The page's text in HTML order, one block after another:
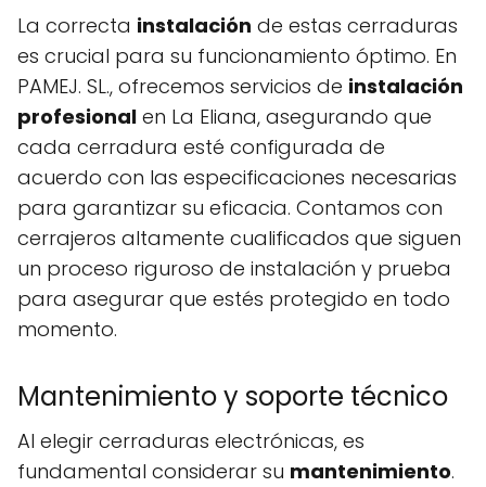
La correcta instalación de estas cerraduras
es crucial para su funcionamiento óptimo. En
PAMEJ. SL., ofrecemos servicios de instalación
profesional en La Eliana, asegurando que
cada cerradura esté configurada de
acuerdo con las especificaciones necesarias
para garantizar su eficacia. Contamos con
cerrajeros altamente cualificados que siguen
un proceso riguroso de instalación y prueba
para asegurar que estés protegido en todo
momento.
Mantenimiento y soporte técnico
Al elegir cerraduras electrónicas, es
fundamental considerar su mantenimiento.